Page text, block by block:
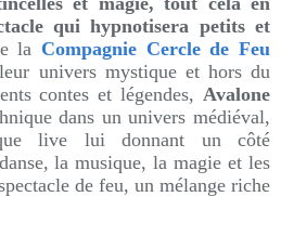
qui hypnotisera petits et
la Compagnie Cercle de Feu
univers mystique et hors du
contes et légendes, Avalone
dans un univers médiéval,
live lui donnant un côté
la musique, la magie et les
de feu, un mélange riche